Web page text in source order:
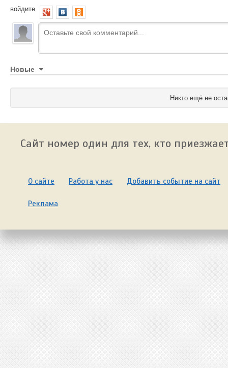
войдите
Новые
Никто ещё не
Сайт номер один для тех, кто
О сайте Работа у нас Добавить событие на сайт
Реклама